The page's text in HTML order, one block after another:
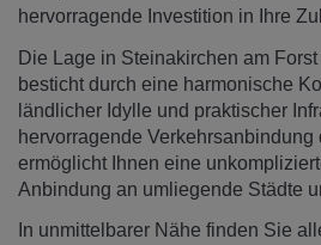
hervorragende Investition in Ihre
Die Lage in Steinakirchen am
besticht durch eine harmonische
ländlicher Idylle und praktischer
hervorragende Verkehrsanbindung
ermöglicht Ihnen eine
Anbindung an umliegende Städte
In unmittelbarer Nähe finden Sie